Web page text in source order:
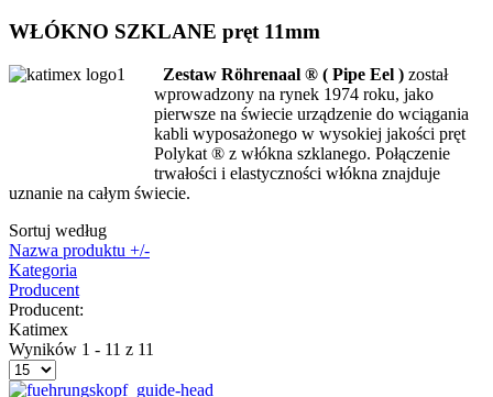
WŁÓKNO SZKLANE pręt 11mm
Zestaw Röhrenaal ® ( Pipe Eel ) został
wprowadzony na rynek 1974 roku, jako
pierwsze na świecie urządzenie do wciągania
kabli wyposażonego w wysokiej jakości pręt
Polykat ® z włókna szklanego. Połączenie
trwałości i elastyczności włókna znajduje
uznanie na całym świecie.
Sortuj według
Nazwa produktu +/-
Kategoria
Producent
Producent:
Katimex
Wyników 1 - 11 z 11